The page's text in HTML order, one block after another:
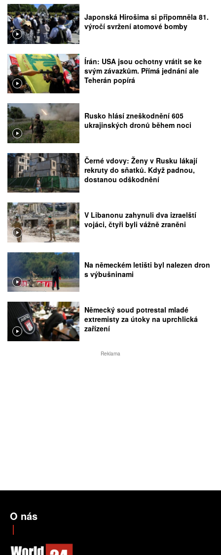
Japonská Hirošima si připomněla 81.
výročí svržení atomové bomby
Írán: USA jsou ochotny vrátit se ke
svým závazkům. Přímá jednání ale
Teherán popírá
Rusko hlásí zneškodnění 605
ukrajinských dronů během noci
Černé vdovy: Ženy v Rusku lákají
rekruty do sňatků. Když padnou,
dostanou odškodnění
V Libanonu zahynuli dva izraelští
vojáci, čtyři byli vážně zraněni
Na německém letišti byl nalezen dron
s výbušninami
Německý soud potrestal mladé
extremisty za útoky na uprchlická
zařízení
Reklama
O nás